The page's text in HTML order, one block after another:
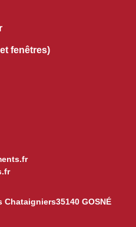
fenêtres)
Chataigniers35140 GOSNÉ